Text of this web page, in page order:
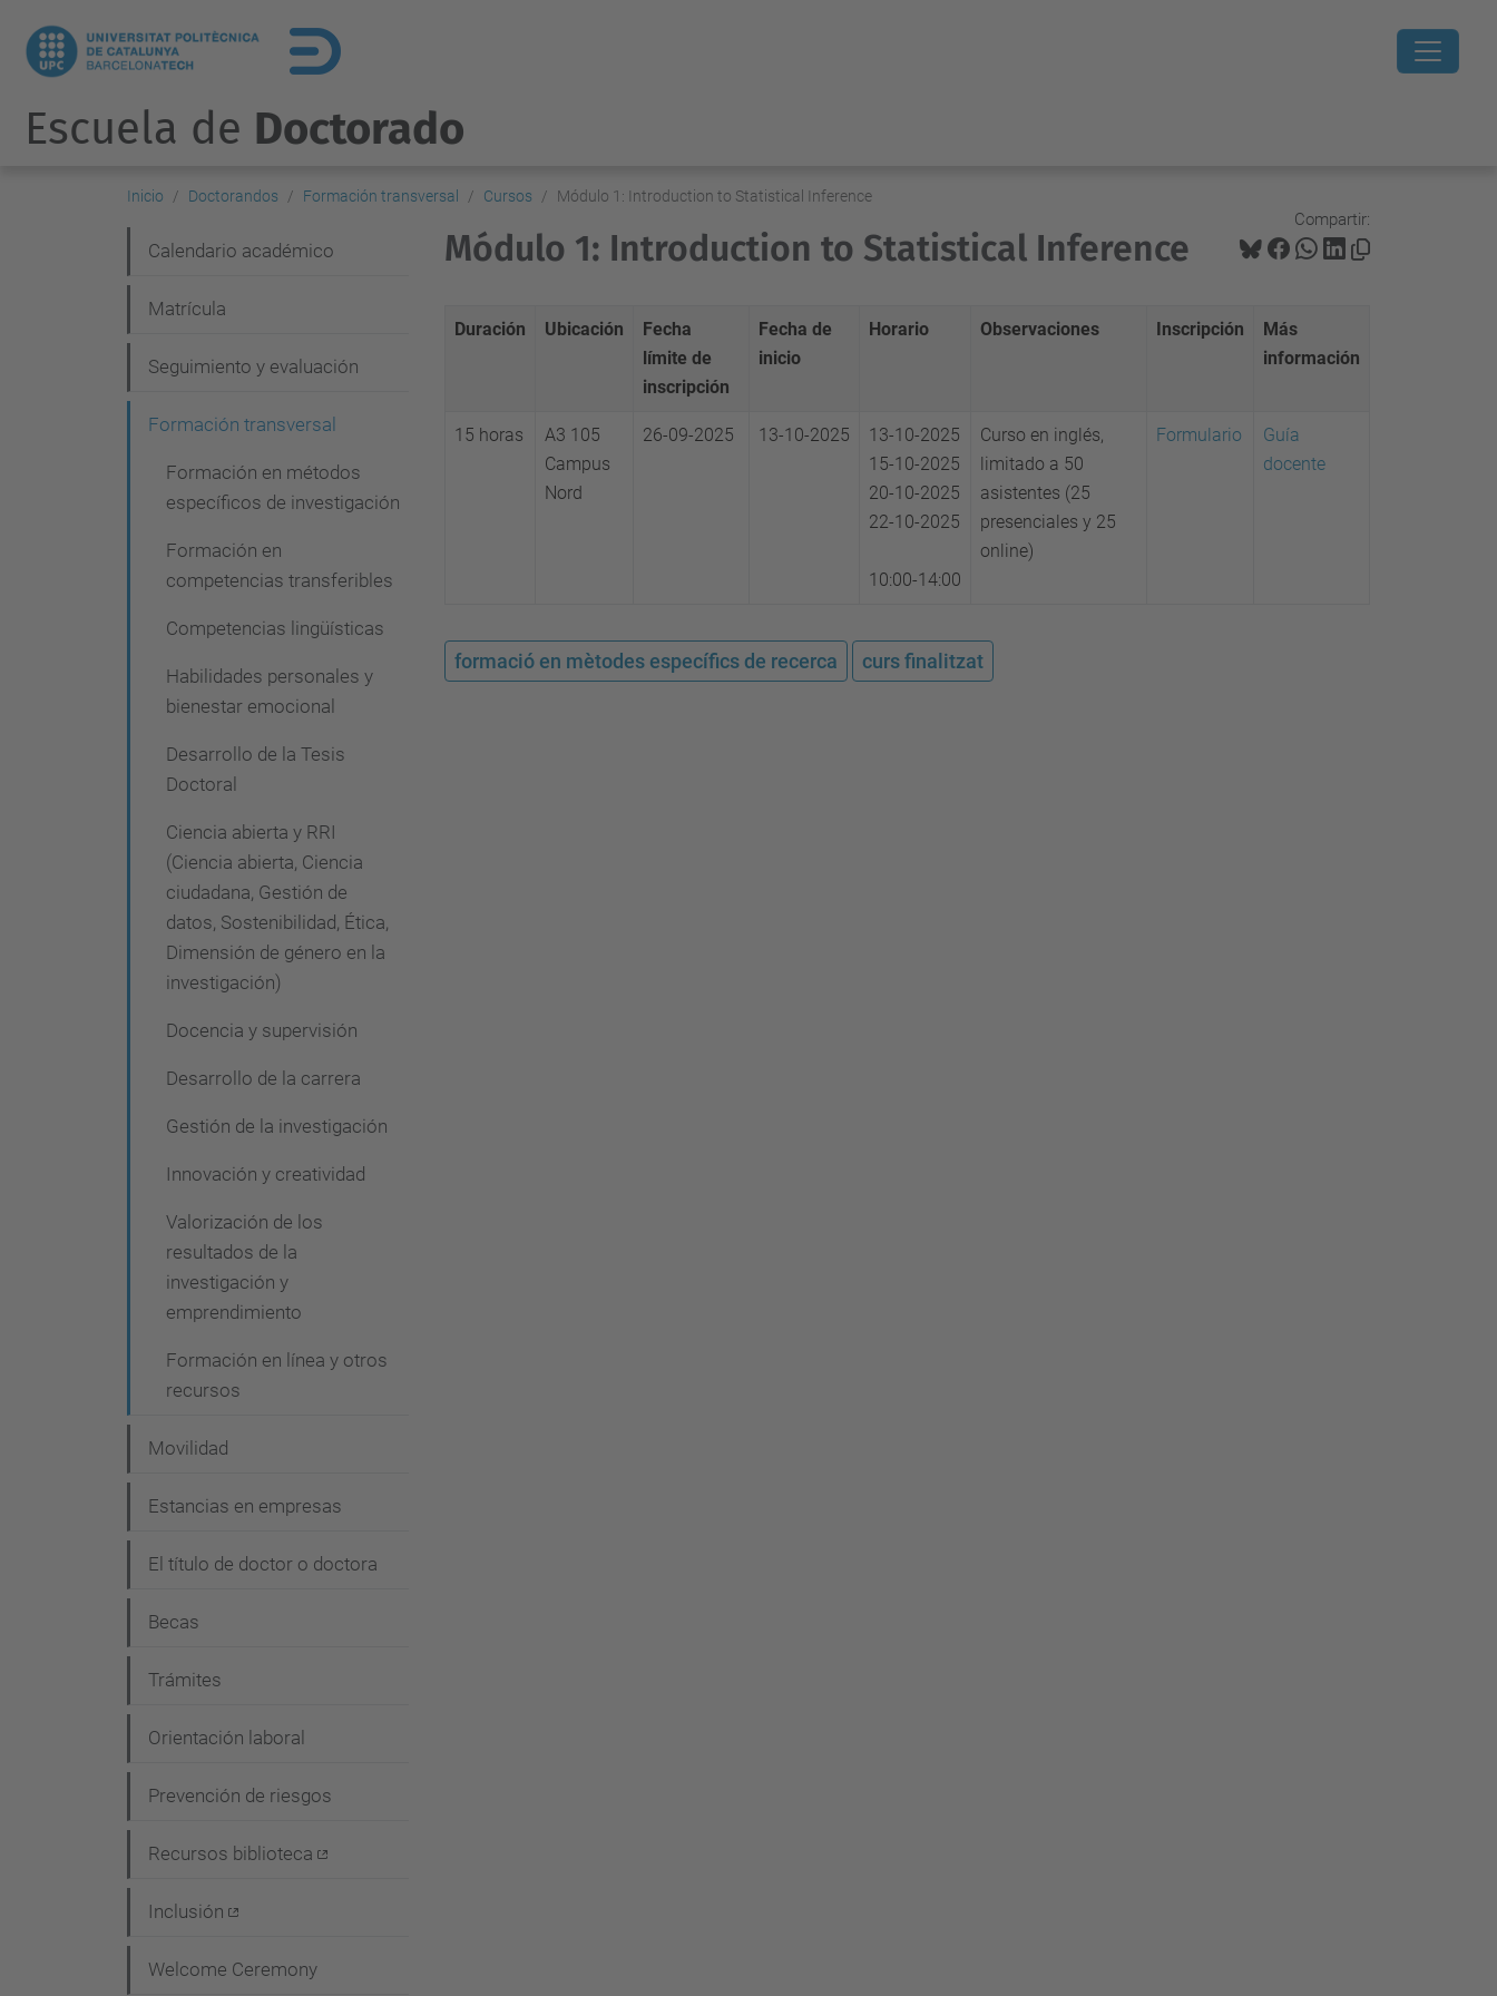
Escuela de Doctorado
Inicio Doctorandos Formación transversal Cursos Módulo 1: Introduction to Statistical Inference
Compartir:
Módulo 1: Introduction to Statistical Inference
Duración Ubicación
Fecha
límite de
inscripción
Fecha de
inicio
Horario Observaciones Inscripción
Más
información
15 horas
A3 105
Campus
Nord
26-09-2025 13-10-2025
13-10-2025
15-10-2025
20-10-2025
22-10-2025
10:00-14:00
Curso en inglés,
limitado a 50
asistentes (25
presenciales y 25
online)
Formulario
Guía
docente
formació en mètodes específics de recerca curs finalitzat
a
v
g
Calendario académico
Matrícula
Seguimiento y evaluación
Formación transversal
Formación en métodos
específicos de investigación
Formación en
competencias transferibles
Competencias lingüísticas
Habilidades personales y
bienestar emocional
Desarrollo de la Tesis
Doctoral
Ciencia abierta y RRI
(Ciencia abierta, Ciencia
ciudadana, Gestión de
datos, Sostenibilidad, Ética,
Dimensión de género en la
investigación)
Docencia y supervisión
Desarrollo de la carrera
Gestión de la investigación
Innovación y creatividad
Valorización de los
resultados de la
investigación y
emprendimiento
Formación en línea y otros
recursos
Movilidad
Estancias en empresas
El título de doctor o doctora
Becas
Trámites
Orientación laboral
Prevención de riesgos
Recursos biblioteca
Inclusión
Welcome Ceremony